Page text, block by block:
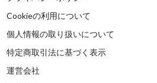
Cookieの利用について
個人情報の取り扱いについて
特定商取引法に基づく表示
運営会社